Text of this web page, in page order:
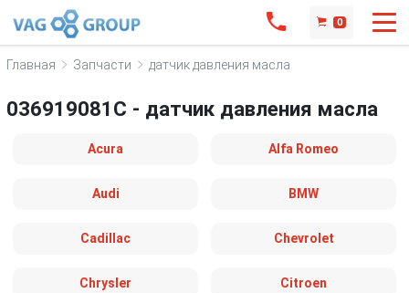
0
Главная Запчасти датчик давления масла
036919081C - датчик давления масла
Acura Alfa Romeo
Audi BMW
Cadillac Chevrolet
Chrysler Citroen